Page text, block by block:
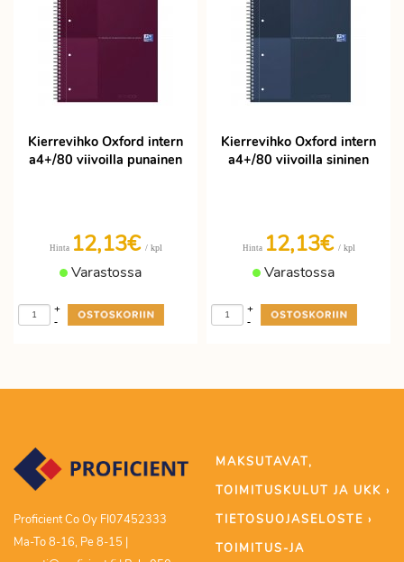
Kierrevihko Oxford intern
a4+/80 viivoilla punainen
Hinta 12,13€ / kpl
Varastossa
-
+
Kierrevihko Oxford intern
a4+/80 viivoilla sininen
Hinta 12,13€ / kpl
Varastossa
-
+
Proficient Co Oy FI07452333
Ma-To 8-16, Pe 8-15 |
MAKSUTAVAT,
TOIMITUSKULUT JA UKK ›
TIETOSUOJASELOSTE ›
TOIMITUS-JA